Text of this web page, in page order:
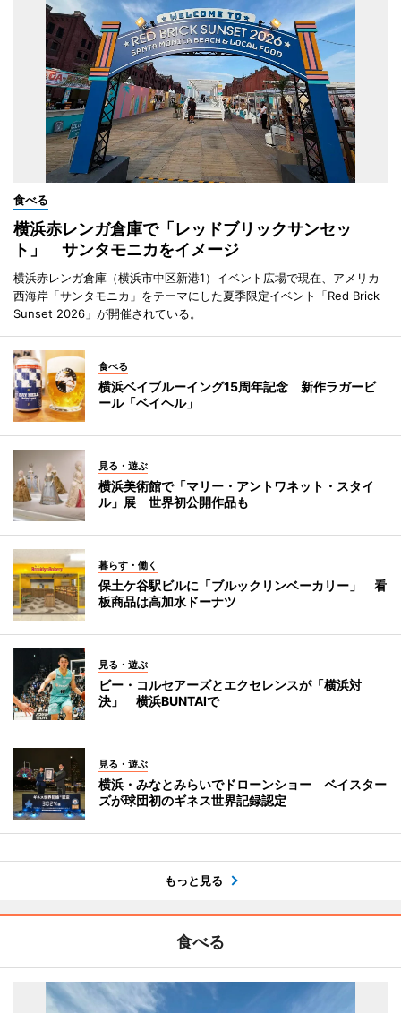
食べる
横浜赤レンガ倉庫で「レッドブリックサンセッ
ト」 サンタモニカをイメージ
横浜赤レンガ倉庫（横浜市中区新港1）イベント広場で現在、アメリカ
西海岸「サンタモニカ」をテーマにした夏季限定イベント「Red Brick
Sunset 2026」が開催されている。
食べる
横浜ベイブルーイング15周年記念 新作ラガービ
ール「ベイヘル」
見る・遊ぶ
横浜美術館で「マリー・アントワネット・スタイ
ル」展 世界初公開作品も
暮らす・働く
保土ケ谷駅ビルに「ブルックリンベーカリー」 看
板商品は高加水ドーナツ
見る・遊ぶ
ビー・コルセアーズとエクセレンスが「横浜対
決」 横浜BUNTAIで
見る・遊ぶ
横浜・みなとみらいでドローンショー ベイスター
ズが球団初のギネス世界記録認定
もっと見る
食べる